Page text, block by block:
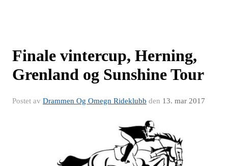
Finale vintercup, Herning,
Grenland og Sunshine Tour
Postet av Drammen Og Omegn Rideklubb den 13. mar 2017